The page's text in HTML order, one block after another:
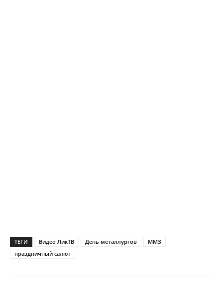
ТЕГИ Видео ЛикТВ День металлургов
ММЗ
праздничный салют